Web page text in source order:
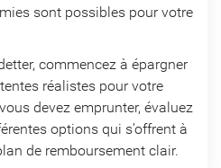
sont possibles pour votre
commencez à épargner
réalistes pour votre
devez emprunter, évaluez
options qui s’offrent à
de remboursement clair.